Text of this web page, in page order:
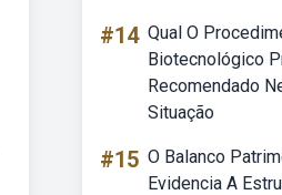
#14 Qual O
Biotecnológico
Recomendado
Situação
#15 O Balanco
Evidencia A